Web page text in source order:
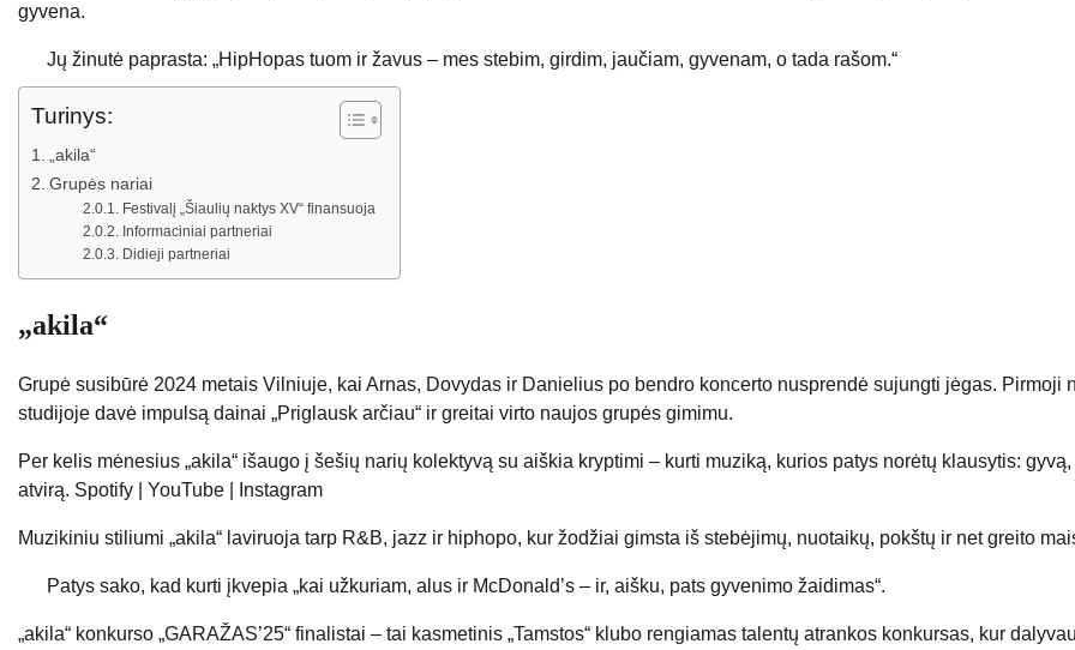
gyvena.
Jų žinutė paprasta: „HipHopas tuom ir žavus – mes stebim, girdim, jaučiam, gyvenam, o tada rašom.“
Turinys:
„akila“
Grupės nariai
Festivalį „Šiaulių naktys XV“ finansuoja
Informaciniai partneriai
Didieji partneriai
„akila“
Grupė susibūrė 2024 metais Vilniuje, kai Arnas, Dovydas ir Danielius po bendro koncerto nusprendė sujungti jėgas. Pirmoji
studijoje davė impulsą dainai „Priglausk arčiau“ ir greitai virto naujos grupės gimimu.
Per kelis mėnesius „akila“ išaugo į šešių narių kolektyvą su aiškia kryptimi – kurti muziką, kurios patys norėtų klausytis: gyvą,
atvirą. Spotify | YouTube | Instagram
Muzikiniu stiliumi „akila“ laviruoja tarp R&B, jazz ir hiphopo, kur žodžiai gimsta iš stebėjimų, nuotaikų, pokštų ir net greito
Patys sako, kad kurti įkvepia „kai užkuriam, alus ir McDonald’s – ir, aišku, pats gyvenimo žaidimas“.
„akila“ konkurso „GARAŽAS’25“ finalistai – tai kasmetinis „Tamstos“ klubo rengiamas talentų atrankos konkursas, kur